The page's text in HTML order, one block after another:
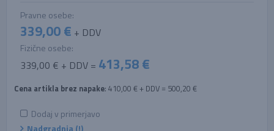
Pravne osebe:
339,00 € + DDV
Fizične osebe:
339,00 € + DDV = 413,58 €
Cena artikla brez napake: 410,00 € + DDV = 500,20 €
Dodaj v primerjavo
Nadgradnja (!)